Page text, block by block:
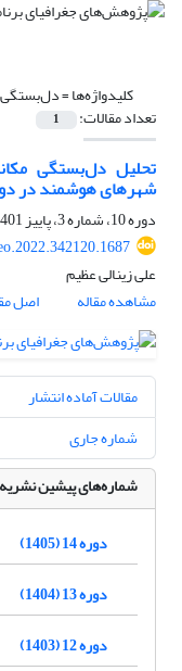
کلیدواژه‌ها =
تعداد مقالات: 1
تحلیل دل‌بستگی
شهرهای هوشمند در
دوره 10، شماره 3، پاییز 1401، صفحه
علی زینالی عظیم
مشاهده مقاله
اصل
مقالات آماده انتشار
شماره جاری
شماره‌های پیشین نشریه
دوره 14 (1405)
دوره 13 (1404)
دوره 12 (1403)